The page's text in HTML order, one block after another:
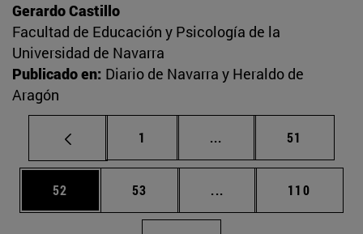
Gerardo Castillo
Facultad de Educación y Psicología de la
Universidad de Navarra
Publicado en: Diario de Navarra y Heraldo de
Aragón
Página
1 ... Páginas intermedias
Página
51
Página
52 Página
53 ... Páginas intermedias
Página
110